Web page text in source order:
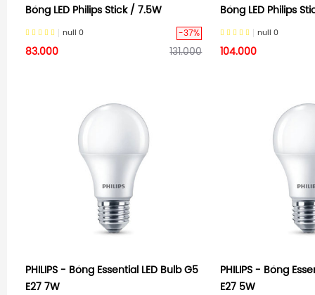
Bóng LED Philips Stick / 7.5W
null 0 -37%
83.000 131.000
Bóng LED Philips
null 0
104.000
PHILIPS - Bóng Essential LED Bulb G5
E27 7W
PHILIPS - Bóng
E27 5W